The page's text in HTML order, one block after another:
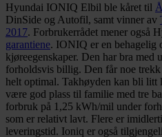
Hyundai IONIQ Elbil ble kåret til
DinSide og Autofil, samt vinner av
2017. Forbrukerrådet mener også
garantiene. IONIQ er en behagelig
kjøreegenskaper. Den har bra med
forholdsvis billig. Den får noe
helt optimal. Takhøyden kan bli litt
være god plass til familie med tre
forbruk på 1,25 kWh/mil under
som er relativt lavt. Flere er
leveringstid. Ioniq er også